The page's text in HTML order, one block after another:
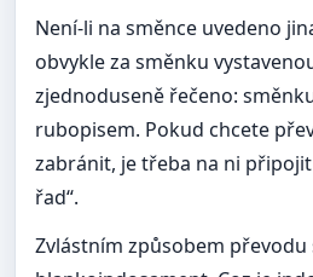
Není-li na směnce uvedeno
obvykle za směnku
zjednoduseně řečeno:
rubopisem. Pokud chcete
zabránit, je třeba na ni
řad“.
Zvlástním způsobem převodu